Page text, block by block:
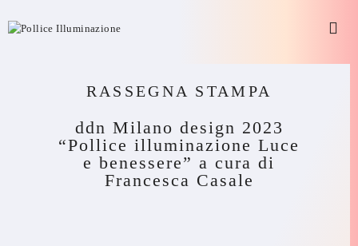
RASSEGNA STAMPA
ddn Milano design 2023
“Pollice illuminazione Luce
e benessere” a cura di
Francesca Casale